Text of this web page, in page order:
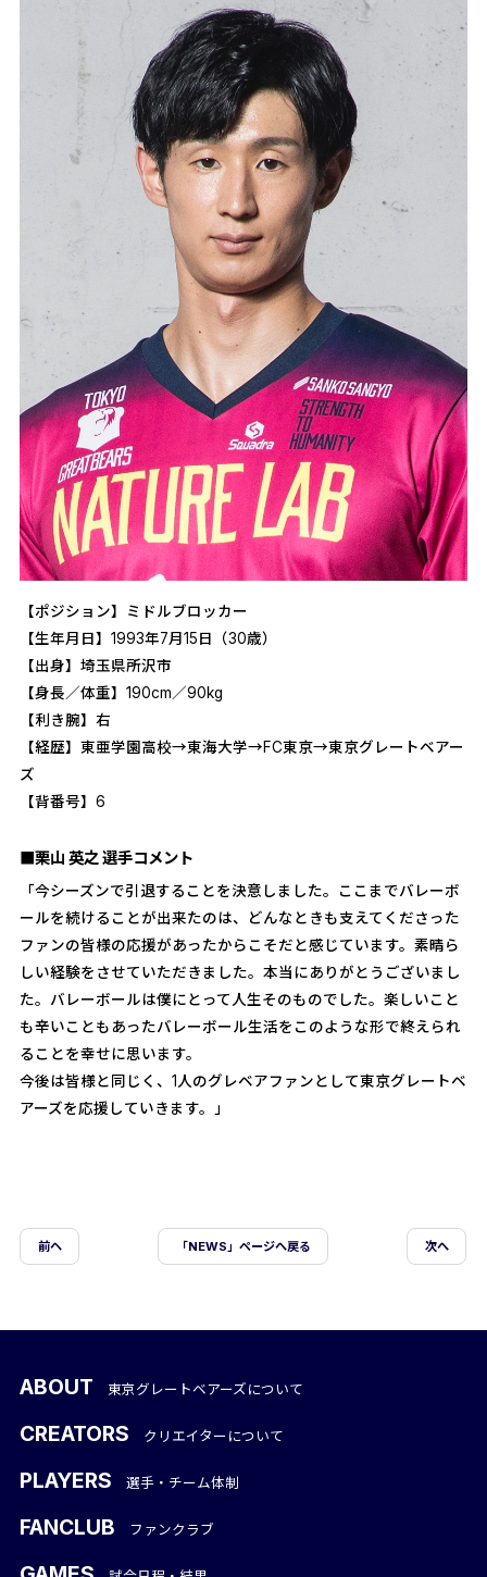
【ポジション】ミドルブロッカー
【生年月日】1993年7月15日（30歳）
【出身】埼玉県所沢市
【身長／体重】190cm／90kg
【利き腕】右
【経歴】東亜学園高校→東海大学→FC東京→東京グレートベアー
ズ
【背番号】6
■栗山 英之 選手コメント
「今シーズンで引退することを決意しました。ここまでバレーボ
ールを続けることが出来たのは、どんなときも支えてくださった
ファンの皆様の応援があったからこそだと感じています。素晴ら
しい経験をさせていただきました。本当にありがとうございまし
た。バレーボールは僕にとって人生そのものでした。楽しいこと
も辛いこともあったバレーボール生活をこのような形で終えられ
ることを幸せに思います。
今後は皆様と同じく、1人のグレベアファンとして東京グレートベ
アーズを応援していきます。」
前ヘ 「NEWS」ページへ戻る 次へ
ABOUT 東京グレートベアーズについて
CREATORS クリエイターについて
PLAYERS 選手・チーム体制
FANCLUB ファンクラブ